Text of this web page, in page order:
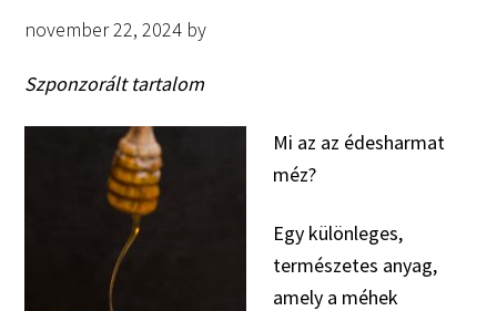
november 22, 2024 by
Szponzorált tartalom
Mi az az édesharmat
méz?
Egy különleges,
természetes anyag,
amely a méhek